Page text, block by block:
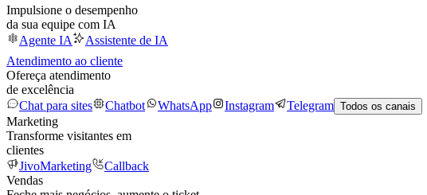
Impulsione o desempenho
da sua equipe com IA
Agente IA
Assistente de IA
Atendimento ao cliente
Ofereça atendimento
de excelência
Chat para sites
Chatbot WhatsApp Instagram Telegram Todos os canais
Marketing
Transforme visitantes em
clientes
JivoMarketing
Callback
Vendas